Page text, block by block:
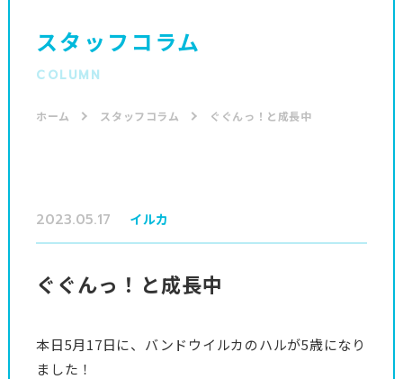
スタッフコラム
COLUMN
ホーム スタッフコラム ぐぐんっ！と成長中
2023.05.17 イルカ
ぐぐんっ！と成長中
本日5月17日に、バンドウイルカのハルが5歳になり
ました！